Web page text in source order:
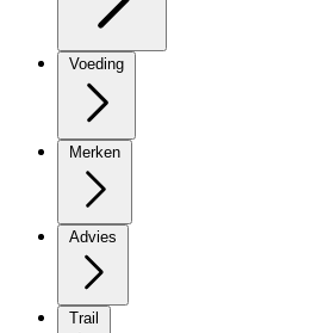
Voeding
Merken
Advies
Trail